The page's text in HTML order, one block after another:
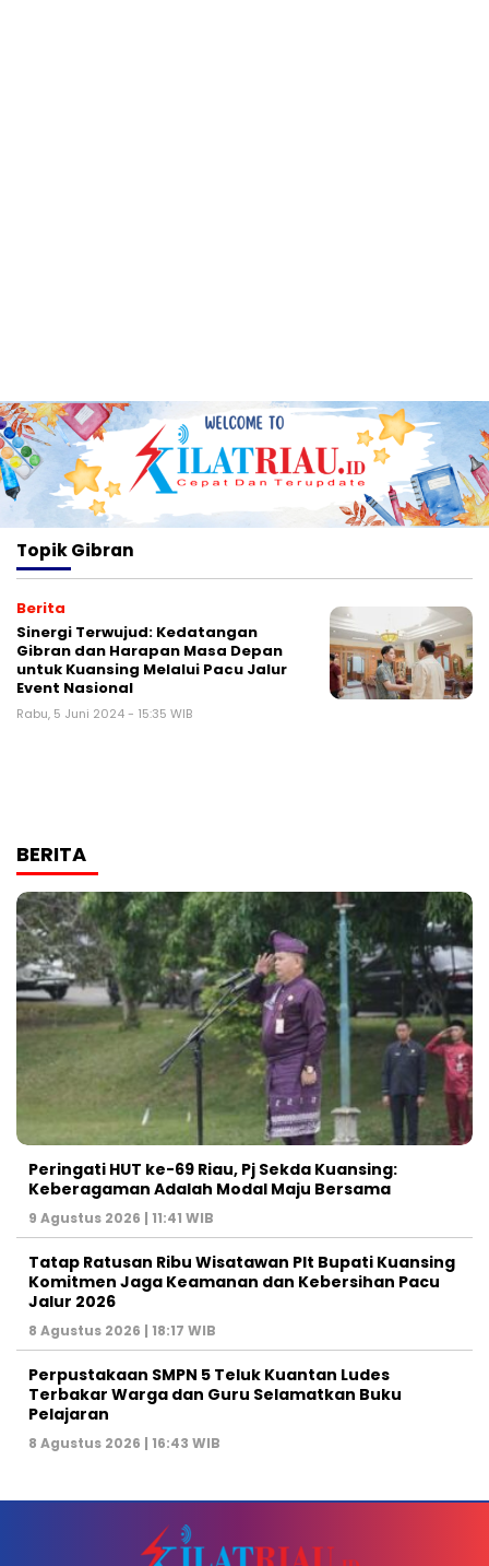
TopikGibran
Berita
Sinergi Terwujud: Kedatangan
Gibran dan Harapan Masa Depan
untuk Kuansing Melalui Pacu Jalur
Event Nasional
Rabu, 5 Juni 2024 - 15:35 WIB
BERITA
Peringati HUT ke-69 Riau, Pj Sekda Kuansing:
Keberagaman Adalah Modal Maju Bersama
9 Agustus 2026 | 11:41 WIB
Tatap Ratusan Ribu Wisatawan Plt Bupati Kuansing
Komitmen Jaga Keamanan dan Kebersihan Pacu
Jalur 2026
8 Agustus 2026 | 18:17 WIB
Perpustakaan SMPN 5 Teluk Kuantan Ludes
Terbakar Warga dan Guru Selamatkan Buku
Pelajaran
8 Agustus 2026 | 16:43 WIB